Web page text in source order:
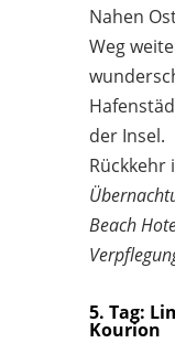
Nahen
Weg
der Insel.
Rückkehr
Beach
5. Tag:
Kourion